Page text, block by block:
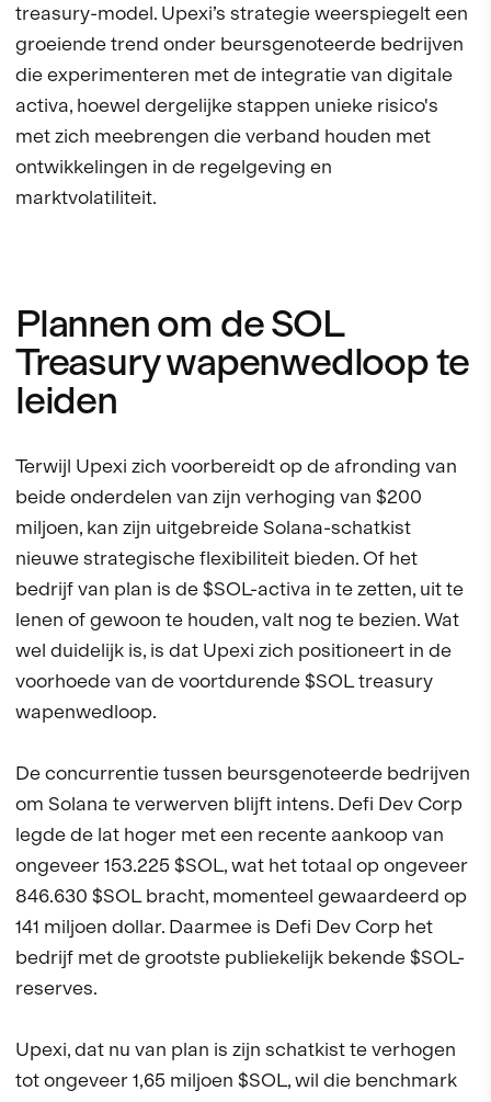
treasury-model. Upexi’s strategie weerspiegelt een
groeiende trend onder beursgenoteerde bedrijven
die experimenteren met de integratie van digitale
activa, hoewel dergelijke stappen unieke risico's
met zich meebrengen die verband houden met
ontwikkelingen in de regelgeving en
marktvolatiliteit.
Plannen om de SOL
Treasury wapenwedloop te
leiden
Terwijl Upexi zich voorbereidt op de afronding van
beide onderdelen van zijn verhoging van $200
miljoen, kan zijn uitgebreide Solana-schatkist
nieuwe strategische flexibiliteit bieden. Of het
bedrijf van plan is de $SOL-activa in te zetten, uit te
lenen of gewoon te houden, valt nog te bezien. Wat
wel duidelijk is, is dat Upexi zich positioneert in de
voorhoede van de voortdurende $SOL treasury
wapenwedloop.
De concurrentie tussen beursgenoteerde bedrijven
om Solana te verwerven blijft intens. Defi Dev Corp
legde de lat hoger met een recente aankoop van
ongeveer 153.225 $SOL, wat het totaal op ongeveer
846.630 $SOL bracht, momenteel gewaardeerd op
141 miljoen dollar. Daarmee is Defi Dev Corp het
bedrijf met de grootste publiekelijk bekende $SOL-
reserves.
Upexi, dat nu van plan is zijn schatkist te verhogen
tot ongeveer 1,65 miljoen $SOL, wil die benchmark